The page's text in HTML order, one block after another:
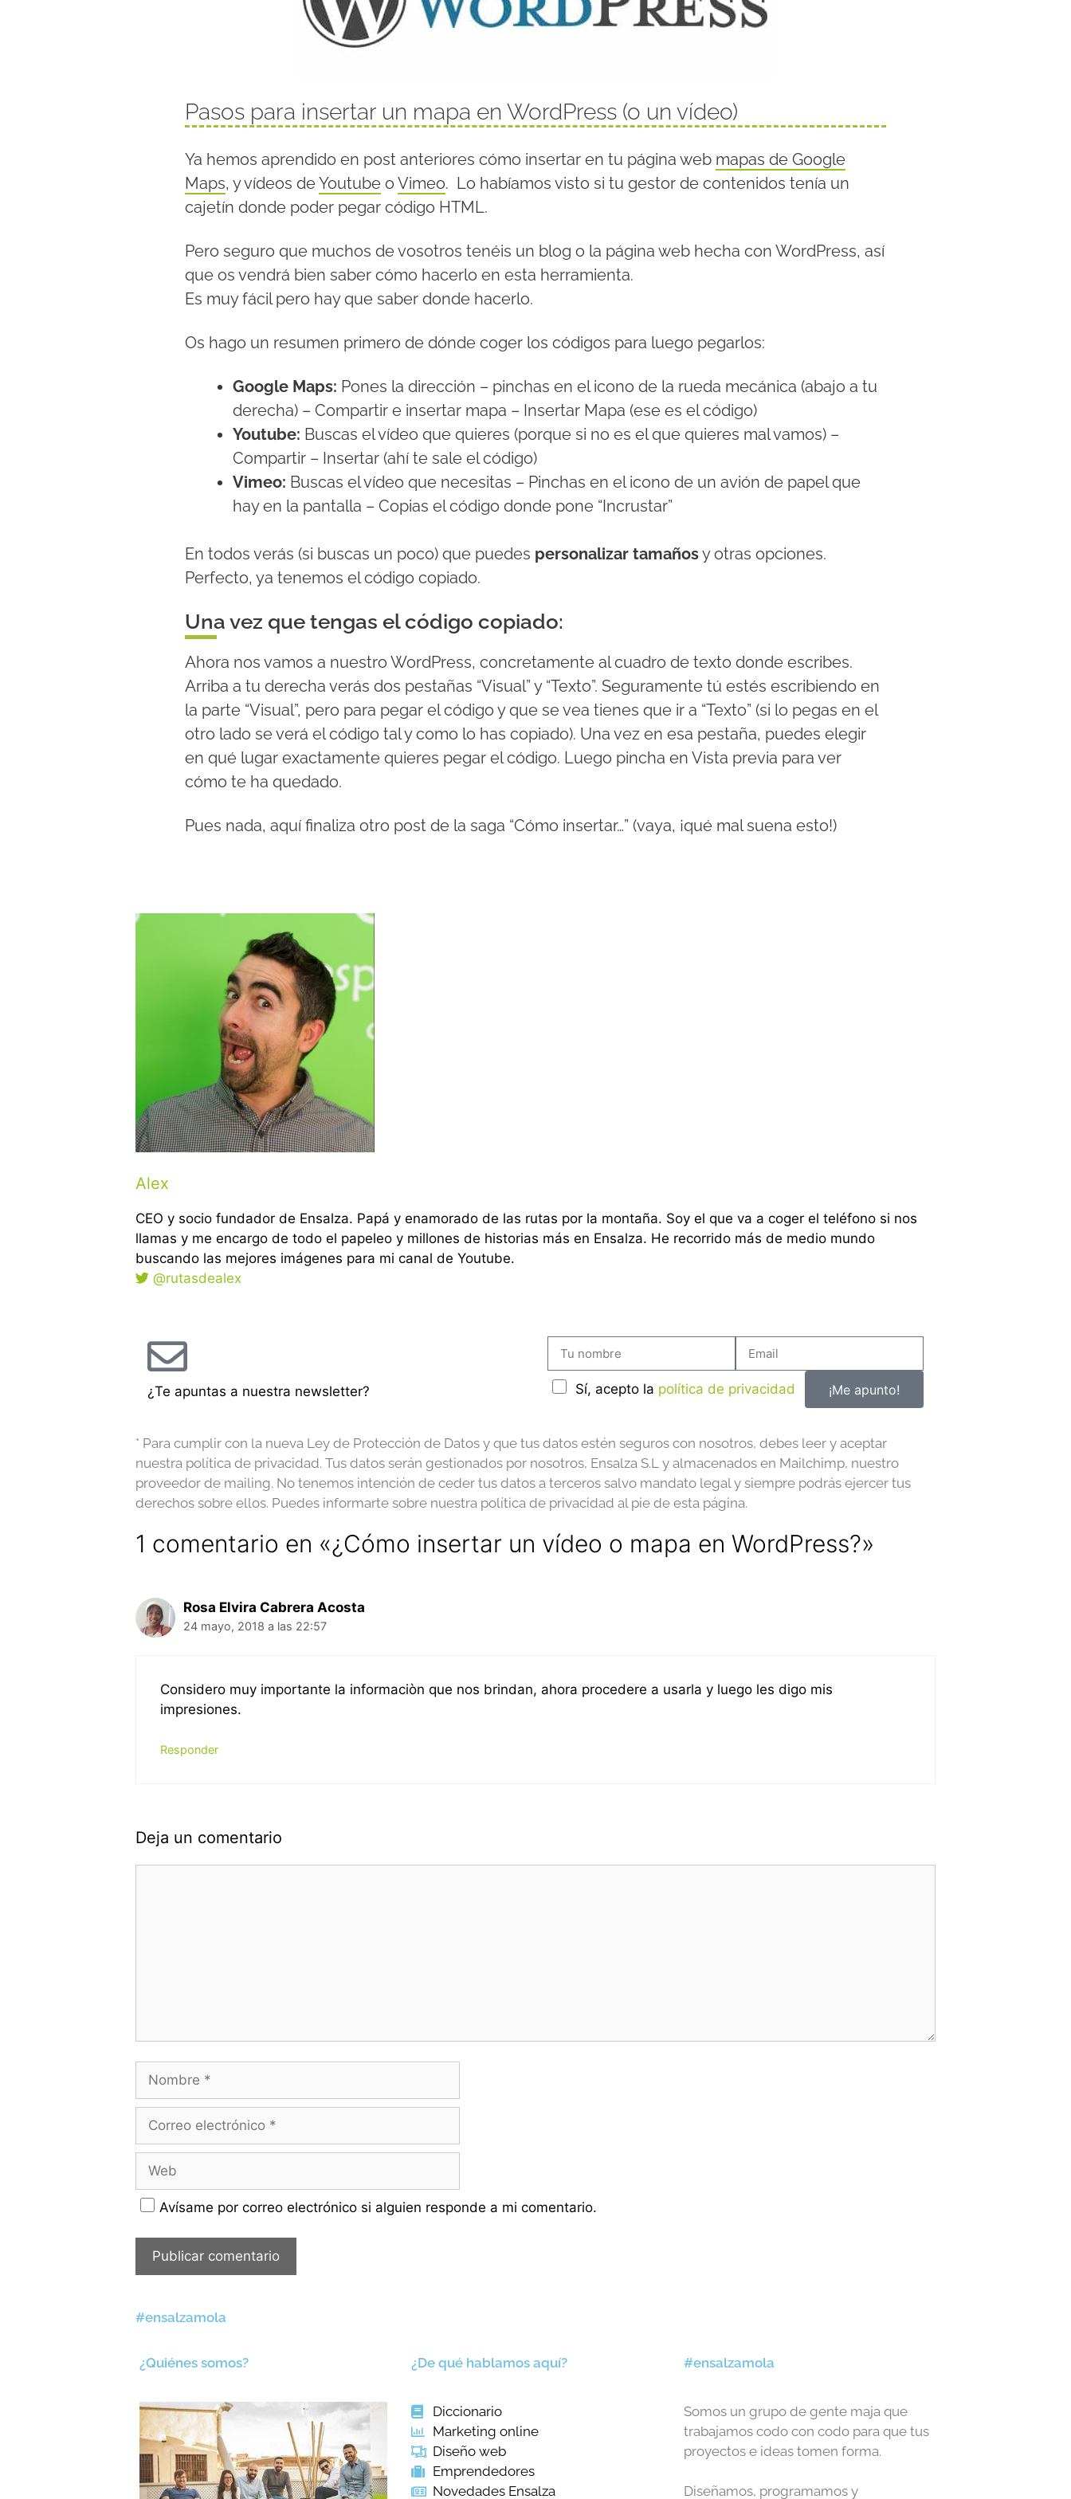
Pasos para insertar un mapa en WordPress (o un vídeo)
Ya hemos aprendido en post anteriores cómo insertar en tu página web mapas de Google
Maps, y vídeos de Youtube o Vimeo. Lo habíamos visto si tu gestor de contenidos tenía un
cajetín donde poder pegar código HTML.
Pero seguro que muchos de vosotros tenéis un blog o la página web hecha con WordPress, así
que os vendrá bien saber cómo hacerlo en esta herramienta.
Es muy fácil pero hay que saber donde hacerlo.
Os hago un resumen primero de dónde coger los códigos para luego pegarlos:
Google Maps: Pones la dirección – pinchas en el icono de la rueda mecánica (abajo a tu
derecha) – Compartir e insertar mapa – Insertar Mapa (ese es el código)
Youtube: Buscas el vídeo que quieres (porque si no es el que quieres mal vamos) –
Compartir – Insertar (ahí te sale el código)
Vimeo: Buscas el vídeo que necesitas – Pinchas en el icono de un avión de papel que
hay en la pantalla – Copias el código donde pone “Incrustar”
En todos verás (si buscas un poco) que puedes personalizar tamañosy otras opciones.
Perfecto, ya tenemos el código copiado.
Una vez que tengas el código copiado:
Ahora nos vamos a nuestro WordPress, concretamente al cuadro de texto donde escribes.
Arriba a tu derecha verás dos pestañas “Visual” y “Texto”. Seguramente tú estés escribiendo en
la parte “Visual”, pero para pegar el código y que se vea tienes que ir a “Texto” (si lo pegas en el
otro lado se verá el código tal y como lo has copiado). Una vez en esa pestaña, puedes elegir
en qué lugar exactamente quieres pegar el código. Luego pincha en Vista previa para ver
cómo te ha quedado.
Pues nada, aquí finaliza otro post de la saga “Cómo insertar…” (vaya, ¡qué mal suena esto!)
Alex
CEO y socio fundador de Ensalza. Papá y enamorado de las rutas por la montaña. Soy el que va a coger el teléfono si nos
llamas y me encargo de todo el papeleo y millones de historias más en Ensalza. He recorrido más de medio mundo
buscando las mejores imágenes para mi canal de Youtube.
@rutasdealex
¿Te apuntas a nuestra newsletter? Sí, acepto la política de privacidad ¡Me apunto!
* Para cumplir con la nueva Ley de Protección de Datos y que tus datos estén seguros con nosotros, debes leer y aceptar
nuestra política de privacidad. Tus datos serán gestionados por nosotros, Ensalza S.L y almacenados en Mailchimp, nuestro
proveedor de mailing. No tenemos intención de ceder tus datos a terceros salvo mandato legal y siempre podrás ejercer tus
derechos sobre ellos. Puedes informarte sobre nuestra política de privacidad al pie de esta página.
1 comentario en «¿Cómo insertar un vídeo o mapa en WordPress?»
Rosa Elvira Cabrera Acosta
24 mayo, 2018 a las 22:57
Considero muy importante la informaciòn que nos brindan, ahora procedere a usarla y luego les digo mis
impresiones.
Responder
Deja un comentario
Avísame por correo electrónico si alguien responde a mi comentario.
#ensalzamola
¿Quiénes somos? ¿De qué hablamos aquí?
Diccionario
Marketing online
Diseño web
Emprendedores
Novedades Ensalza
#ensalzamola
Somos un grupo de gente maja que
trabajamos codo con codo para que tus
proyectos e ideas tomen forma.
Diseñamos, programamos y